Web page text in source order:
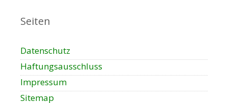
Seiten
Datenschutz
Haftungsausschluss
Impressum
Sitemap